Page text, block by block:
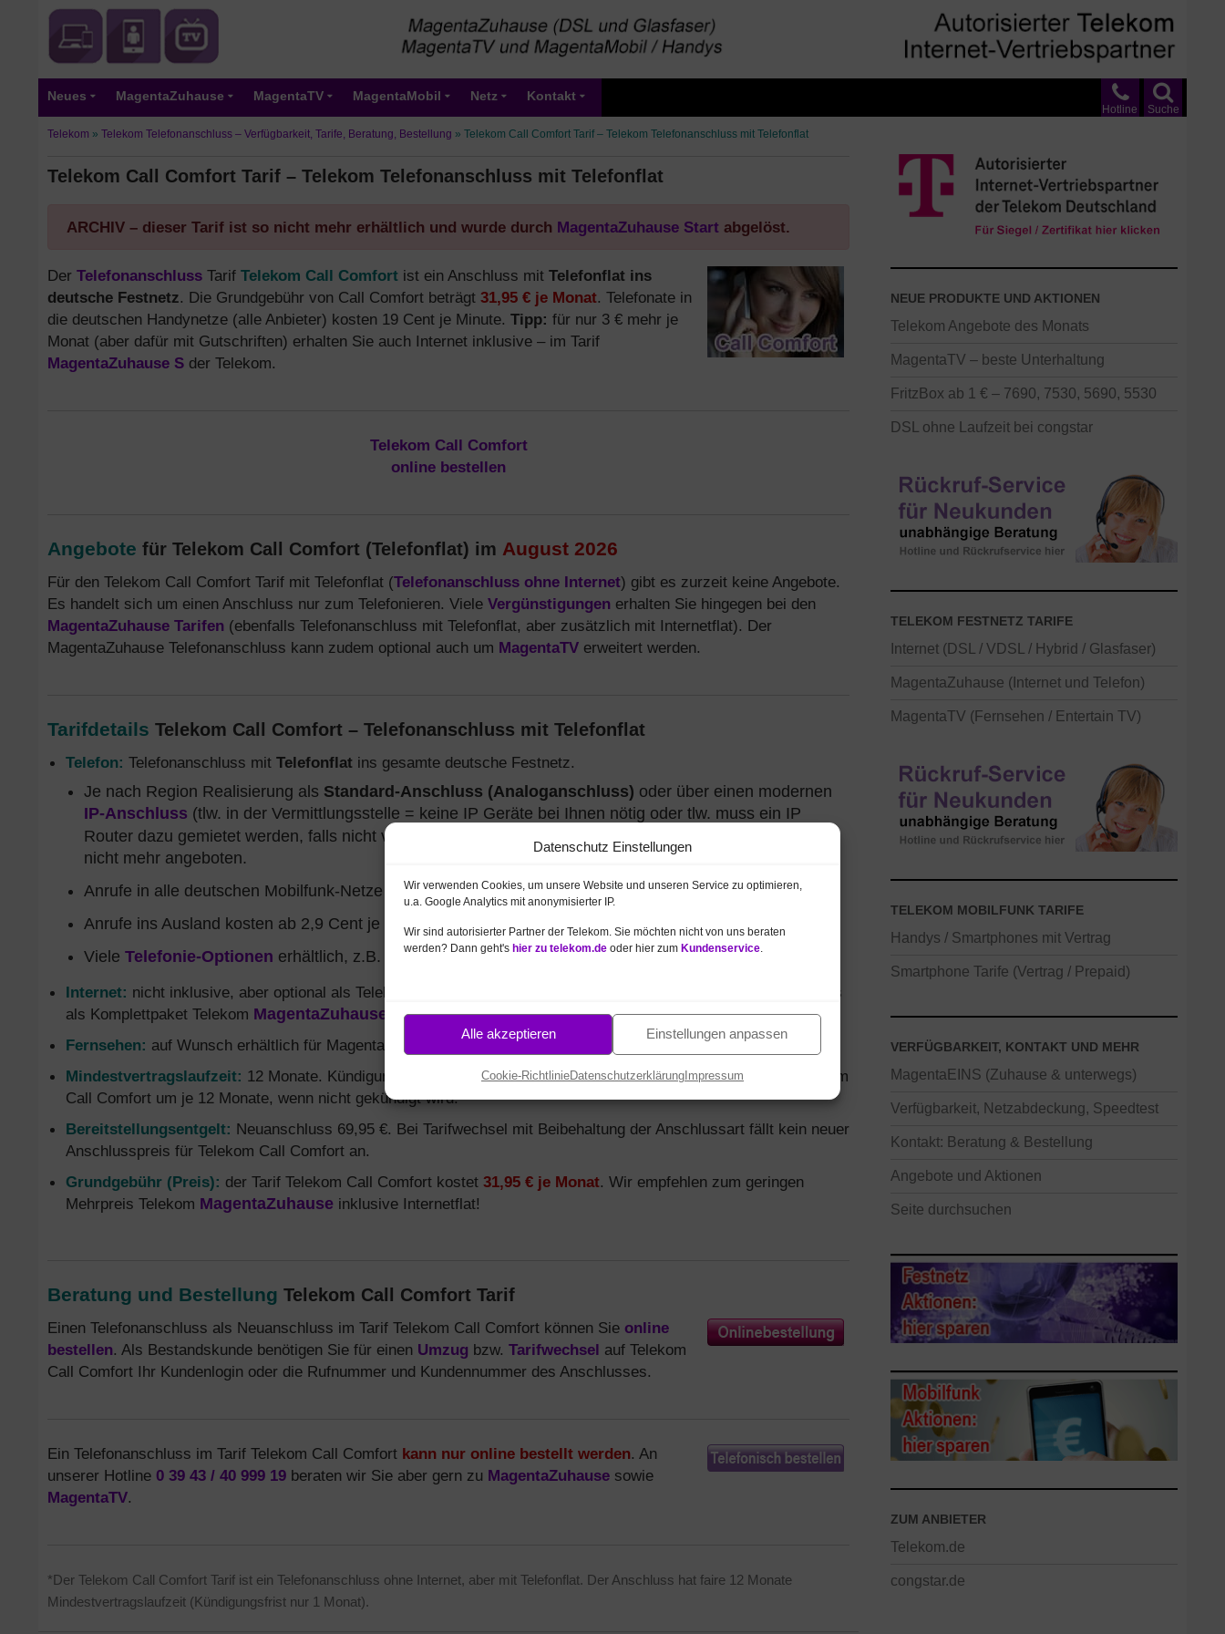
Datenschutz Einstellungen
Wir verwenden Cookies, um unsere Website und unseren Service zu optimieren,
u.a. Google Analytics mit anonymisierter IP.
Wir sind autorisierter Partner der Telekom. Sie möchten nicht von uns beraten
werden? Dann geht's hier zu telekom.de oder hier zum Kundenservice
Alle akzeptieren Einstellungen anpassen
Cookie-RichtlinieDatenschutzerklärungImpressum
Suche
Hotline
Neues MagentaZuhause MagentaTV MagentaMobil Netz Kontakt
Telekom » Telekom Telefonanschluss – Verfügbarkeit, Tarife, Beratung, Bestellung » Telekom Call Comfort Tarif – Telekom Telefonanschluss mit Telefonflat
Telekom Call Comfort Tarif – Telekom Telefonanschluss mit Telefonflat
ARCHIV – dieser Tarif ist so nicht mehr erhältlich und wurde durch MagentaZuhause Start abgelöst.
Der Telefonanschluss Tarif Telekom Call Comfort ist ein Anschluss mit Telefonflat ins
deutsche Festnetz. Die Grundgebühr von Call Comfort beträgt 31,95 € je Monat. Telefonate in
die deutschen Handynetze (alle Anbieter) kosten 19 Cent je Minute. Tipp: für nur 3 € mehr je
Monat (aber dafür mit Gutschriften) erhalten Sie auch Internet inklusive – im Tarif
MagentaZuhause S der Telekom.
Telekom Call Comfort
online bestellen
Angebote für Telekom Call Comfort (Telefonflat) im August 2026
Für den Telekom Call Comfort Tarif mit Telefonflat (Telefonanschluss ohne Internet) gibt es zurzeit keine Angebote.
Es handelt sich um einen Anschluss nur zum Telefonieren. Viele Vergünstigungen erhalten Sie hingegen bei den
MagentaZuhause Tarifen (ebenfalls Telefonanschluss mit Telefonflat, aber zusätzlich mit Internetflat). Der
MagentaZuhause Telefonanschluss kann zudem optional auch um MagentaTV erweitert werden.
Tarifdetails Telekom Call Comfort – Telefonanschluss mit Telefonflat
Telefon: Telefonanschluss mit Telefonflat ins gesamte deutsche Festnetz.
Je nach Region Realisierung als Standard-Anschluss (Analoganschluss) oder über einen modernen
IP-Anschluss (tlw. in der Vermittlungsstelle = keine IP Geräte bei Ihnen nötig oder tlw. muss ein IP
Router dazu gemietet werden, falls nicht vorhanden). Ein Universal-Anschluss (ISDN) wird hingegen
nicht mehr angeboten.
Anrufe in alle deutschen Mobilfunk-Netze kosten 19 Cent je Minute.
Anrufe ins Ausland kosten ab 2,9 Cent je Minute (abhängig vom Land).
Viele Telefonie-Optionen erhältlich, z.B. Festnetz zu Mobil oder Country Flat.
Internet: nicht inklusive, aber optional als Telekom
Tarif – z.B. für monatliche nur 3 € Aufpreis
als Komplettpaket Telekom MagentaZuhause S (Doppelflat).
Fernsehen: auf Wunsch erhältlich für MagentaZuhause Tarife als MagentaTV
Mindestvertragslaufzeit: 12 Monate. Kündigungsfrist nur 1 Monat, danach automatiche Verlängerung von Telekom
Call Comfort um je 12 Monate, wenn nicht gekündigt wird.
Bereitstellungsentgelt: Neuanschluss 69,95 €. Bei Tarifwechsel mit Beibehaltung der Anschlussart fällt kein neuer
Anschlusspreis für Telekom Call Comfort an.
Grundgebühr (Preis): der Tarif Telekom Call Comfort kostet 31,95 € je Monat. Wir empfehlen zum geringen
Mehrpreis Telekom MagentaZuhause inklusive Internetflat!
Beratung und Bestellung Telekom Call Comfort Tarif
Einen Telefonanschluss als Neuanschluss im Tarif Telekom Call Comfort können Sie online
bestellen. Als Bestandskunde benötigen Sie für einen Umzug bzw. Tarifwechsel auf Telekom
Call Comfort Ihr Kundenlogin oder die Rufnummer und Kundennummer des Anschlusses.
Ein Telefonanschluss im Tarif Telekom Call Comfort kann nur online bestellt werden. An
unserer Hotline 0 39 43 / 40 999 19 beraten wir Sie aber gern zu MagentaZuhause sowie
MagentaTV.
*Der Telekom Call Comfort Tarif ist ein Telefonanschluss ohne Internet, aber mit Telefonflat. Der Anschluss hat faire 12 Monate
Mindestvertragslaufzeit (Kündigungsfrist nur 1 Monat).
NEUE PRODUKTE UND AKTIONEN
Telekom Angebote des Monats
MagentaTV – beste Unterhaltung
FritzBox ab 1 € – 7690, 7530, 5690, 5530
DSL ohne Laufzeit bei congstar
TELEKOM FESTNETZ TARIFE
Internet (DSL / VDSL / Hybrid / Glasfaser)
MagentaZuhause (Internet und Telefon)
MagentaTV (Fernsehen / Entertain TV)
TELEKOM MOBILFUNK TARIFE
Handys / Smartphones mit Vertrag
Smartphone Tarife (Vertrag / Prepaid)
VERFÜGBARKEIT, KONTAKT UND MEHR
MagentaEINS (Zuhause & unterwegs)
Verfügbarkeit, Netzabdeckung, Speedtest
Kontakt: Beratung & Bestellung
Angebote und Aktionen
Seite durchsuchen
ZUM ANBIETER
Telekom.de
congstar.de